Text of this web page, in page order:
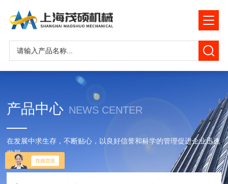
产品中心 NEWS CENTER
在发展中求生存，不断贴心，以良好信誉和科学的管理促进企业迅速
发展